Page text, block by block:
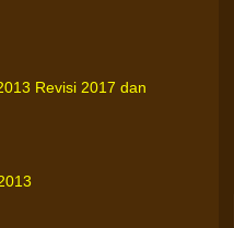
Revisi 2017 dan